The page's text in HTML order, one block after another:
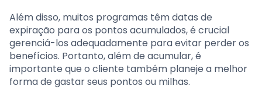
Além disso, muitos programas têm datas de
expiração para os pontos acumulados, é crucial
gerenciá-los adequadamente para evitar perder os
benefícios. Portanto, além de acumular, é
importante que o cliente também planeje a melhor
forma de gastar seus pontos ou milhas.